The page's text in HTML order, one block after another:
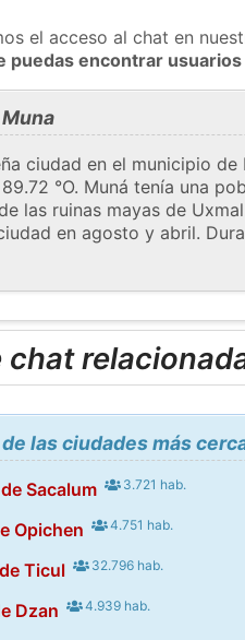
el acceso al chat en
puedas encontrar
ciudad en el municipio
°O. Muná tenía una
las ruinas mayas de
en agosto y abril.
las ciudades más
Sacalum 3.721 hab.
Opichen 4.751 hab.
Ticul 32.796 hab.
Dzan 4.939 hab.